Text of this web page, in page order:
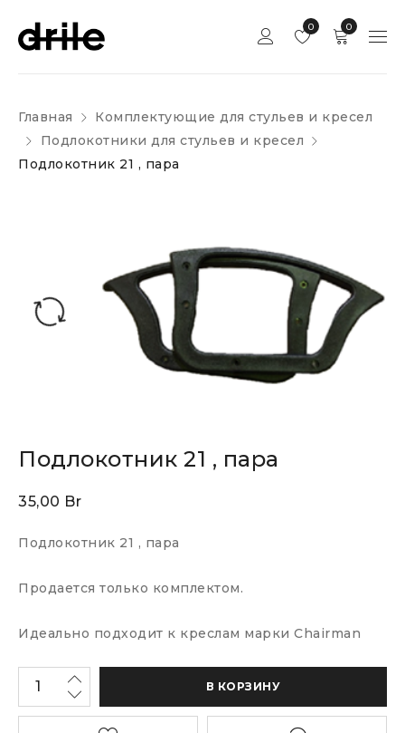
0
0
Главная
Комплектующие для стульев и кресел
Подлокотники для стульев и кресел
Подлокотник 21 , пара
Подлокотник 21 , пара
35,00 Br
Подлокотник 21 , пара
Продается только комплектом.
Идеально подходит к креслам марки Chairman
В КОРЗИНУ